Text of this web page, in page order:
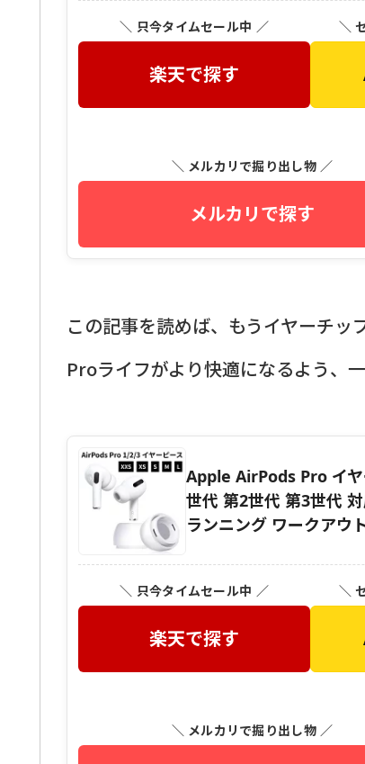
＼ 只今タイムセール中 ／
楽天で探す
＼
＼ メルカリで掘り出し物 ／
メルカリで探す
この記事を読めば、もうイヤーチ
Proライフがより快適になるよう、
Apple AirPods Pro イヤ
世代 第2世代 第3世代
ランニング ワークアウ
＼ 只今タイムセール中 ／
楽天で探す
＼
＼ メルカリで掘り出し物 ／